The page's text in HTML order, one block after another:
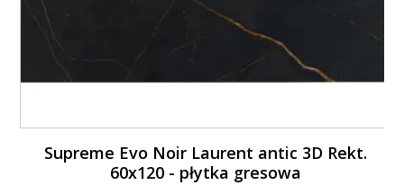
Supreme Evo Noir Laurent antic 3D Rekt.
60x120 - płytka gresowa